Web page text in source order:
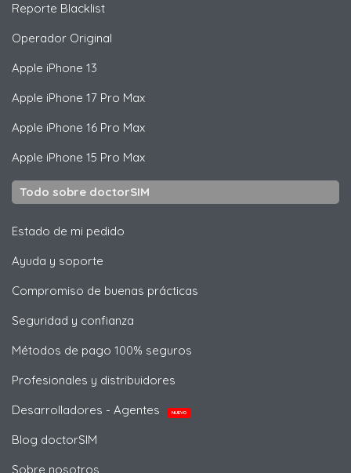
Reporte Blacklist
Operador Original
Apple iPhone 13
Apple iPhone 17 Pro Max
Apple iPhone 16 Pro Max
Apple iPhone 15 Pro Max
Todo sobre doctorSIM
Estado de mi pedido
Ayuda y soporte
Compromiso de buenas prácticas
Seguridad y confianza
Métodos de pago 100% seguros
Profesionales y distribuidores
Desarrolladores - Agentes
NUEVO
Blog doctorSIM
Sobre nosotros